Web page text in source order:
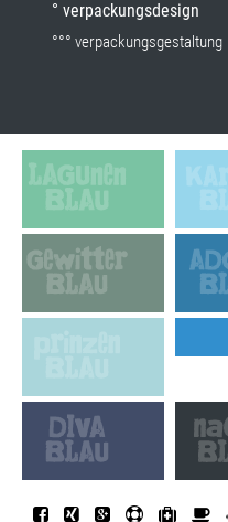
° verpackungsdesign
°°° verpackungsgestaltung